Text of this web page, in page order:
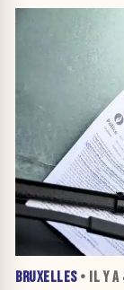
BRUXELLES• IL Y A